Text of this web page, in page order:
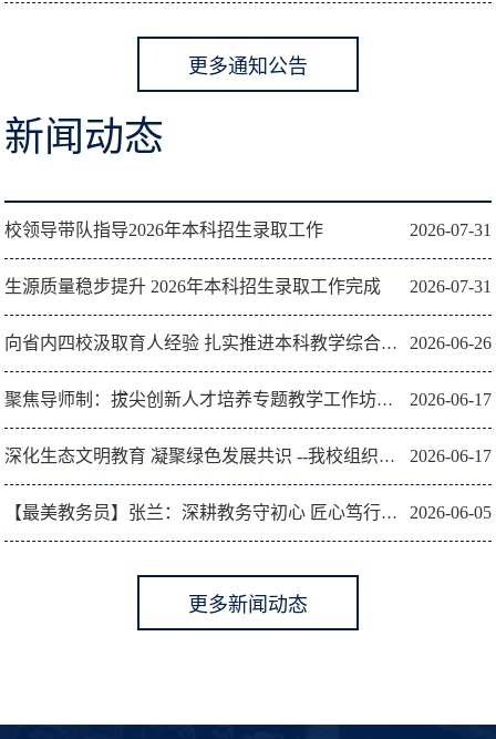
更多通知公告
新闻动态
校领导带队指导2026年本科招生录取工作 2026-07-31
生源质量稳步提升 2026年本科招生录取工作完成 2026-07-31
向省内四校汲取育人经验 扎实推进本科教学综合改革 2026-06-26
聚焦导师制：拔尖创新人才培养专题教学工作坊举行 2026-06-17
深化生态文明教育 凝聚绿色发展共识 --我校组织院系师生... 2026-06-17
【最美教务员】张兰：深耕教务守初心 匠心笃行绽芳华 2026-06-05
更多新闻动态